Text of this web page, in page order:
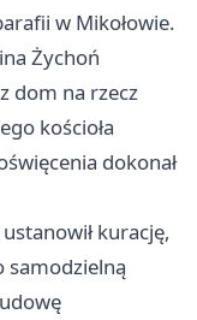
w Mikołowie.
Żychoń
dom na rzecz
kościoła
dokonał
kurację,
samodzielną